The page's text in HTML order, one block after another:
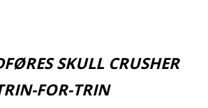
SKULL CRUSHER
FOR-TRIN